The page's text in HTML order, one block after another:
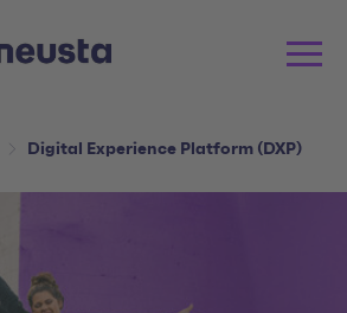
Digital Experience Platform (DXP)